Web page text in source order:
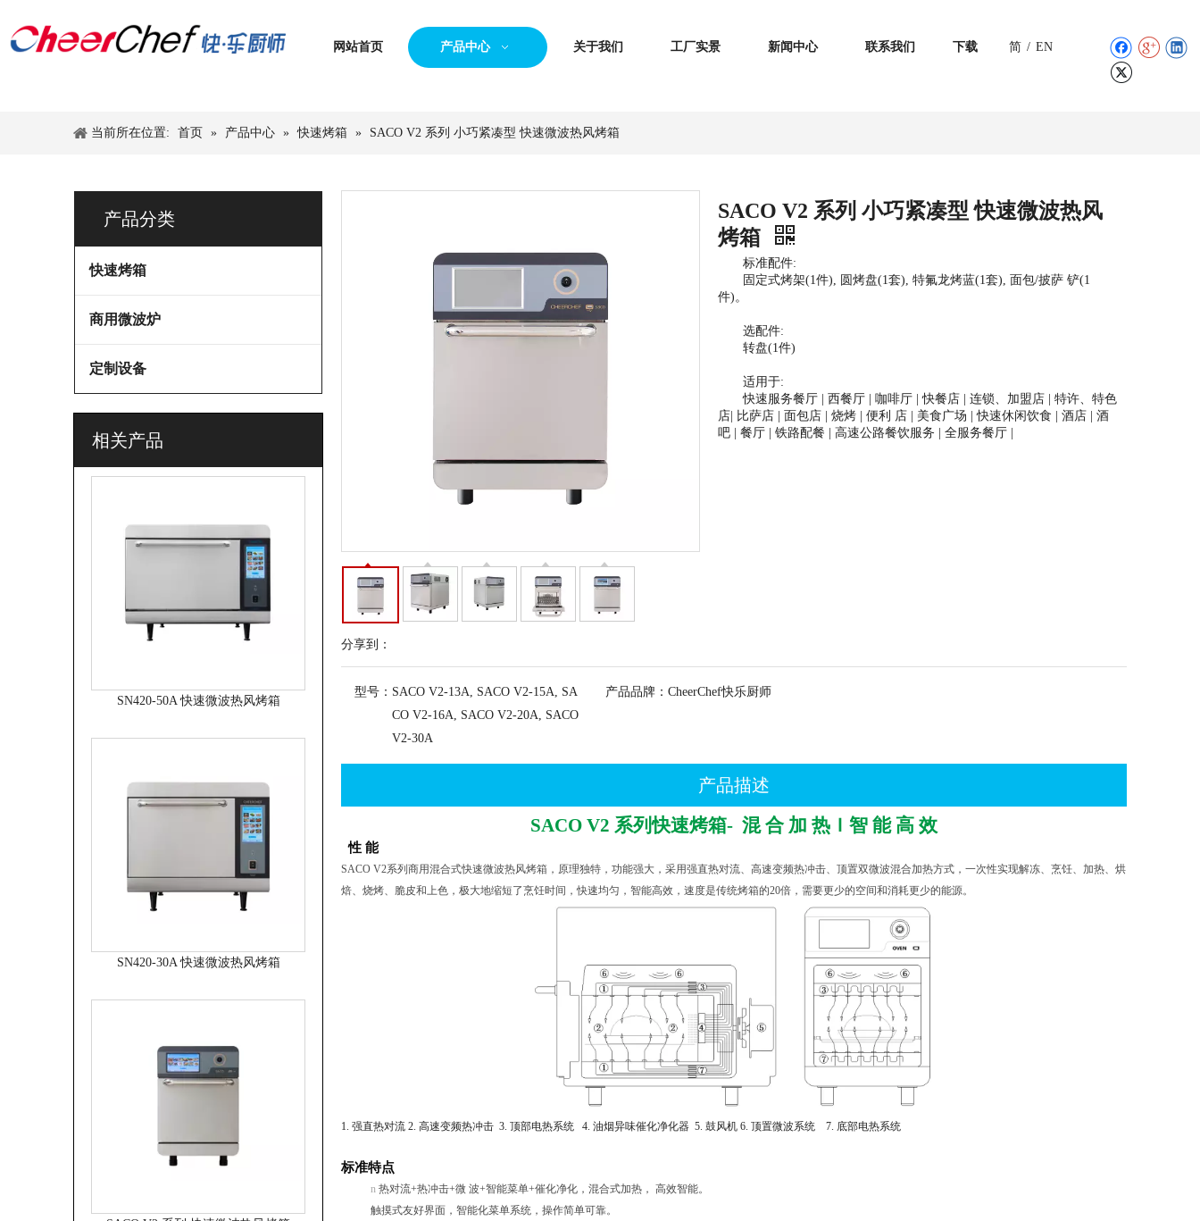
网站首页 产品中心 关于我们 工厂实景 新闻中心 联系我们 下载 简 / EN
当前所在位置: 首页 » 产品中心 » 快速烤箱 » SACO V2 系列 小巧紧凑型 快速微波热风烤箱
产品分类
快速烤箱
商用微波炉
定制设备
相关产品
SN420-50A 快速微波热风烤箱
SN420-30A 快速微波热风烤箱
SACO V2 系列 快速微波热风烤箱
分享到：
SACO V2 系列 小巧紧凑型 快速微波热风
烤箱
标准配件:
固定式烤架(1件), 圆烤盘(1套), 特氟龙烤蓝(1套), 面包/披萨 铲(1
件)。
选配件:
转盘(1件)
适用于:
快速服务餐厅 | 西餐厅 | 咖啡厅 | 快餐店 | 连锁、加盟店 | 特许、特色
店| 比萨店 | 面包店 | 烧烤 | 便利 店 | 美食广场 | 快速休闲饮食 | 酒店 | 酒
吧 | 餐厅 | 铁路配餐 | 高速公路餐饮服务 | 全服务餐厅 |
型号： SACO V2-13A, SACO V2-15A, SA
CO V2-16A, SACO V2-20A, SACO
V2-30A
产品品牌： CheerChef快乐厨师
产品描述
SACO V2 系列快速烤箱- 混 合 加 热Ｉ智 能 高 效
性 能
SACO V2系列商用混合式快速微波热风烤箱，原理独特，功能强大，采用强直热对流、高速变频热冲击、顶置双微波混合加热方式，一次性实现解冻、烹饪、加热、烘
焙、烧烤、脆皮和上色，极大地缩短了烹饪时间，快速均匀，智能高效，速度是传统烤箱的20倍，需要更少的空间和消耗更少的能源。
1. 强直热对流 2. 高速变频热冲击 3. 顶部电热系统 4. 油烟异味催化净化器 5. 鼓风机 6. 顶置微波系统 7. 底部电热系统
标准特点
n 热对流+热冲击+微 波+智能菜单+催化净化，混合式加热， 高效智能。
触摸式友好界面，智能化菜单系统，操作简单可靠。